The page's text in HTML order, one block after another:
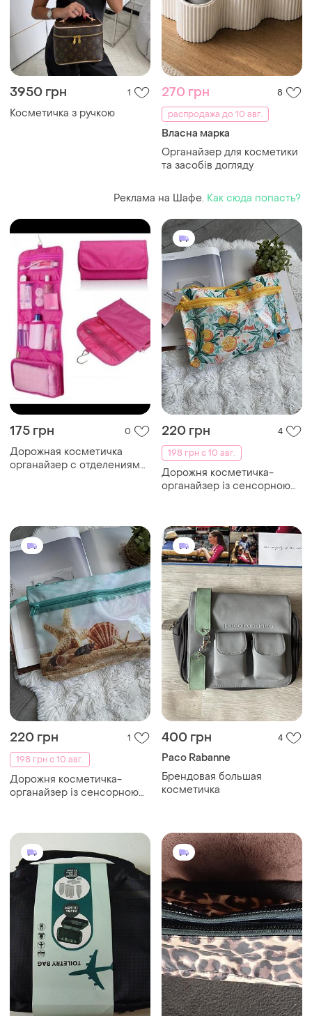
3950 грн 1
Косметичка з ручкою
270 грн
8
распродажа до 10 авг.
Власна марка
Органайзер для косметики
та засобів догляду
Реклама на Шафе. Как сюда попасть?
175 грн 0
Дорожная косметичка
органайзер с отделениями
220 грн
4
198 грн с 10 авг.
Дорожня косметичка-
органайзер із сенсорною
220 грн
1
198 грн с 10 авг.
Дорожня косметичка-
органайзер із сенсорною
400 грн 4
Paco Rabanne
Брендовая большая
косметичка